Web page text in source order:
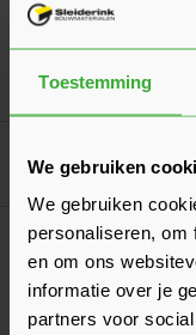
Toestemming
We gebruiken
We gebruiken
personaliseren, om
en om ons
informatie over je
partners voor
Goed voorbereid
Algemeen
Hoeveel
Wij leggen je
tegels of klinkers je